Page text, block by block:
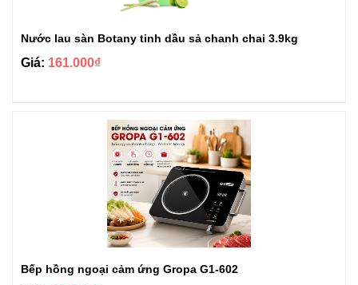
Nước lau sàn Botany tinh dầu sả chanh chai 3.9kg
Giá: 161.000₫
Bếp hồng ngoại cảm ứng Gropa G1-602